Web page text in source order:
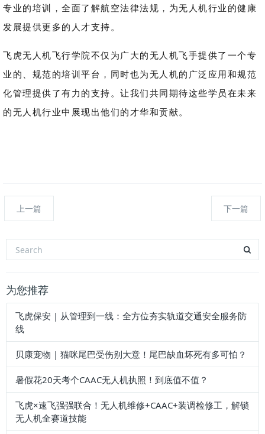
专业的培训，全面了解航空法律法规，为无人机行业的健康
发展提供更多的人才支持。
飞虎无人机飞行学院不仅为广大的无人机飞手提供了一个专
业的、规范的培训平台，同时也为无人机的广泛应用和规范
化管理提供了有力的支持。让我们共同期待这些学员在未来
的无人机行业中展现出他们的才华和贡献。
上一篇 下一篇
为您推荐
飞虎保安 | 从管理到一线：全方位夯实轨道交通安全服务防
线
贝康宠物 | 猫咪尾巴受伤别大意！尾巴缺血坏死有多可怕？
暑假花20天考个CAAC无人机执照！到底值不值？
飞虎×速飞强强联合！无人机维修+CAAC+装调检修工，解锁
无人机全赛道技能